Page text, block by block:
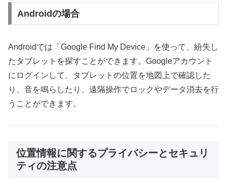
Androidの場合
Androidでは「Google Find My Device」を使って、紛失し
たタブレットを探すことができます。Googleアカウント
にログインして、タブレットの位置を地図上で確認した
り、音を鳴らしたり、遠隔操作でロックやデータ消去を行
うことができます。
位置情報に関するプライバシーとセキュリ
ティの注意点